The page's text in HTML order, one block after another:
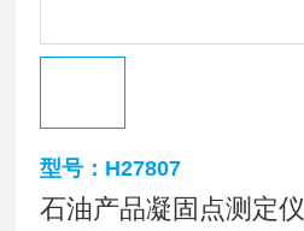
型号：H27807
石油产品凝固点测定仪